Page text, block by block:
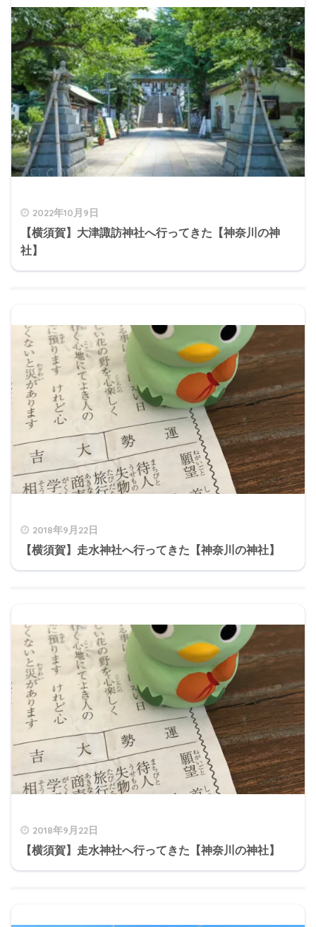
2022年10月9日
【横須賀】大津諏訪神社へ行ってきた【神奈川の神
社】
2018年9月22日
【横須賀】走水神社へ行ってきた【神奈川の神社】
2018年9月22日
【横須賀】走水神社へ行ってきた【神奈川の神社】